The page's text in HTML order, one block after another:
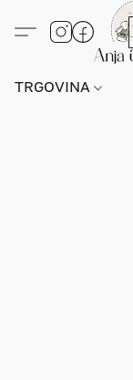
TRGOVINA